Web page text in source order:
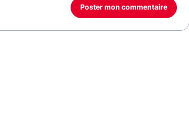
Poster mon commentaire